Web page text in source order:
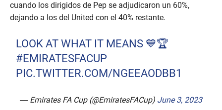
cuando los dirigidos de Pep se adjudicaron un 60%,
dejando a los del United con el 40% restante.
LOOK AT WHAT IT MEANS 💙🏆
#EMIRATESFACUP
PIC.TWITTER.COM/NGEEAODBB1
— Emirates FA Cup (@EmiratesFACup) June 3, 2023